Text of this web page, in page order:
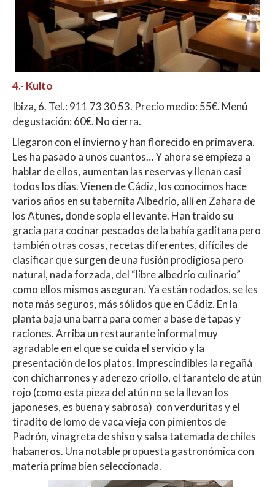
4.- Kulto
Ibiza, 6. Tel.: 911 73 30 53. Precio medio: 55€. Menú
degustación: 60€. No cierra.
Llegaron con el invierno y han florecido en primavera.
Les ha pasado a unos cuantos… Y ahora se empieza a
hablar de ellos, aumentan las reservas y llenan casi
todos los días. Vienen de Cádiz, los conocimos hace
varios años en su tabernita Albedrío, allí en Zahara de
los Atunes, donde sopla el levante. Han traído su
gracia para cocinar pescados de la bahía gaditana pero
también otras cosas, recetas diferentes, difíciles de
clasificar que surgen de una fusión prodigiosa pero
natural, nada forzada, del “libre albedrío culinario”
como ellos mismos aseguran. Ya están rodados, se les
nota más seguros, más sólidos que en Cádiz. En la
planta baja una barra para comer a base de tapas y
raciones. Arriba un restaurante informal muy
agradable en el que se cuida el servicio y la
presentación de los platos. Imprescindibles la regañá
con chicharrones y aderezo criollo, el tarantelo de atún
rojo (como esta pieza del atún no se la llevan los
japoneses, es buena y sabrosa) con verduritas y el
tiradito de lomo de vaca vieja con pimientos de
Padrón, vinagreta de shiso y salsa tatemada de chiles
habaneros. Una notable propuesta gastronómica con
materia prima bien seleccionada.